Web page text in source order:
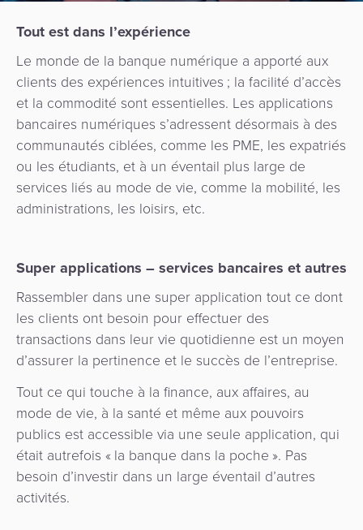
Gestion
des
commerçants
Facturation
SoftPOS
Gestion
et
de
la
fraude
eGouvernement
eWallet
Fidélisation
Microfinance
Facturation
Gestion
des
risques
et
de
fraude
3D
secure
e-
Commerce
Tippay
eGouvernement
Perception
automatisée
Perception
des
tarifs
Marketplace
Gouvernement
Mobilité
urbaine
/
Système
national
Marketplace
Tout est dans l’expérience
Le monde de la banque numérique a apporté aux
clients des expériences intuitives ; la facilité d’accès
et la commodité sont essentielles. Les applications
bancaires numériques s’adressent désormais à des
communautés ciblées, comme les PME, les expatriés
ou les étudiants, et à un éventail plus large de
services liés au mode de vie, comme la mobilité, les
administrations, les loisirs, etc.
Super applications – services bancaires et autres
Rassembler dans une super application tout ce dont
les clients ont besoin pour effectuer des
transactions dans leur vie quotidienne est un moyen
d’assurer la pertinence et le succès de l’entreprise.
Tout ce qui touche à la finance, aux affaires, au
mode de vie, à la santé et même aux pouvoirs
publics est accessible via une seule application, qui
était autrefois « la banque dans la poche ». Pas
besoin d’investir dans un large éventail d’autres
activités.